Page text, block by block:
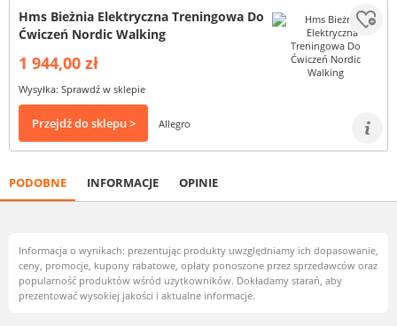
Hms Bieżnia Elektryczna Treningowa Do
Ćwiczeń Nordic Walking
1 944,00 zł
Wysyłka: Sprawdź w sklepie
Przejdź do sklepu > Allegro
PODOBNE INFORMACJE OPINIE
Informacja o wynikach: prezentując produkty uwzględniamy ich dopasowanie,
ceny, promocje, kupony rabatowe, opłaty ponoszone przez sprzedawców oraz
popularność produktów wśród użytkowników. Dokładamy starań, aby
prezentować wysokiej jakości i aktualne informacje.